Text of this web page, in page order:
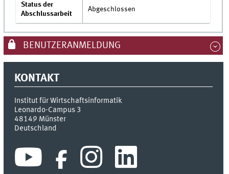
Status der
Abschlussarbeit
Abgeschlossen
BENUTZERANMELDUNG
KONTAKT
Institut für Wirtschaftsinformatik
Leonardo-Campus 3
48149 Münster
Deutschland